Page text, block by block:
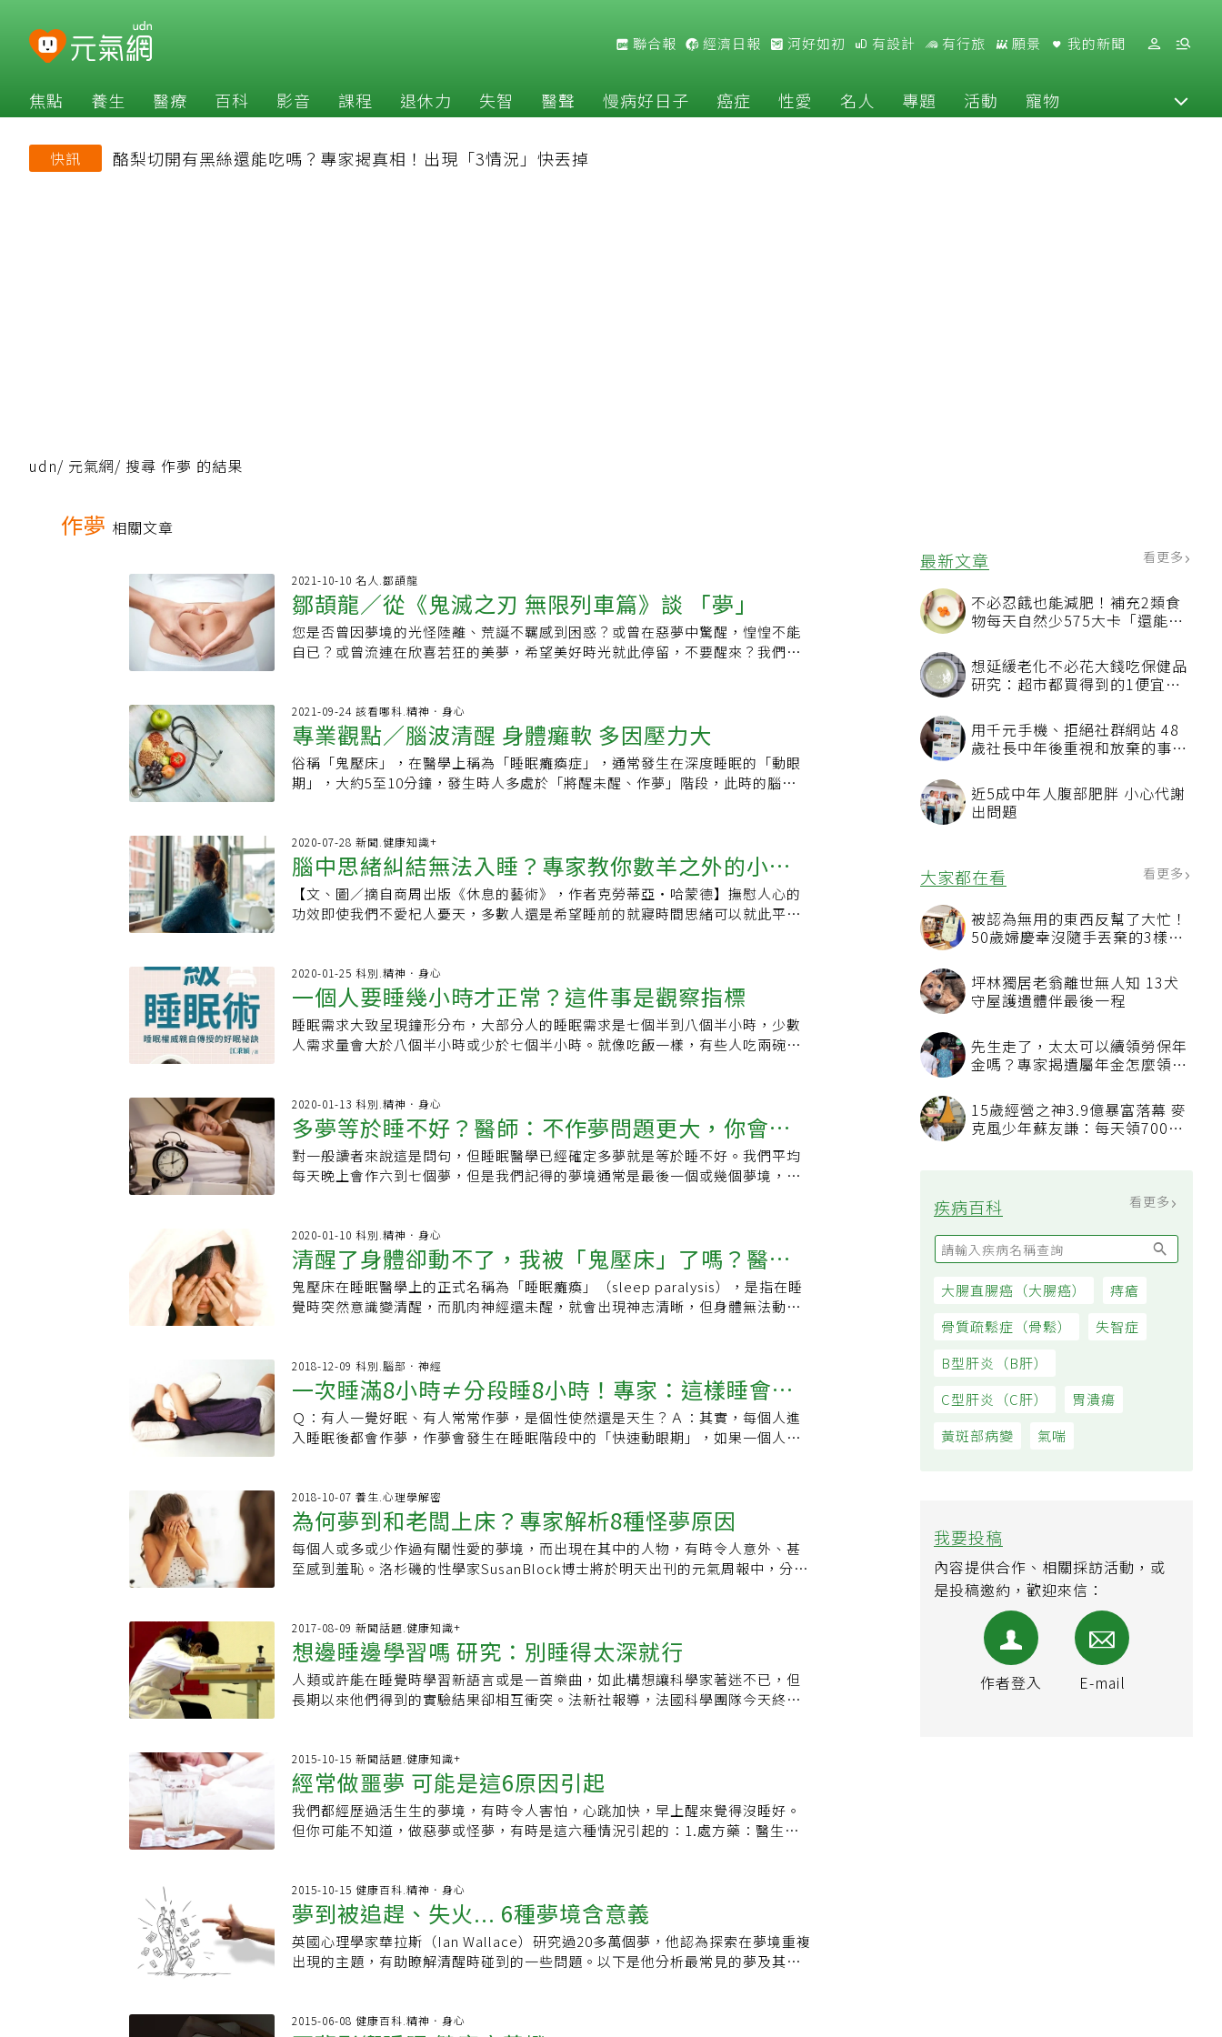
聯合報 經濟日報 河好如初 有設計 有行旅 願景 我的新聞
焦點 養生 醫療 百科 影音 課程 退休力 失智 醫聲 慢病好日子 癌症 性愛 名人 專題 活動 寵物
快訊 酪梨切開有黑絲還能吃嗎？專家揭真相！出現「3情況」快丟掉
最新文章 看更多
不必忍餓也能減肥！補充2類食
物每天自然少575大卡「還能吃
想延緩老化不必花大錢吃保健品
研究：超市都買得到的1便宜食
用千元手機、拒絕社群網站 48
歲社長中年後重視和放棄的事：
近5成中年人腹部肥胖 小心代謝
出問題
大家都在看 看更多
被認為無用的東西反幫了大忙！
50歲婦慶幸沒隨手丟棄的3樣物
坪林獨居老翁離世無人知 13犬
守屋護遺體伴最後一程
先生走了，太太可以續領勞保年
金嗎？專家揭遺屬年金怎麼領，
15歲經營之神3.9億暴富落幕 麥
克風少年蘇友謙：每天領700元
疾病百科 看更多
大腸直腸癌（大腸癌）
痔瘡
骨質疏鬆症（骨鬆）
失智症
B型肝炎（B肝）
C型肝炎（C肝）
胃潰瘍
黃斑部病變
氣喘
我要投稿
內容提供合作、相關採訪活動，或
是投稿邀約，歡迎來信：
作者登入 E-mail
udn/ 元氣網/ 搜尋 作夢 的結果
作夢 相關文章
2021-10-10 名人.鄒頡龍
鄒頡龍／從《鬼滅之刃 無限列車篇》談 「夢」
您是否曾因夢境的光怪陸離、荒誕不羈感到困惑？或曾在惡夢中驚醒，惶惶不能
自已？或曾流連在欣喜若狂的美夢，希望美好時光就此停留，不要醒來？我們每
述主角炭治郎帶著妹妹禰豆子與善逸、伊之助搭上無限列車，與「炎柱」煉獄杏
壽郎見面，在旅途中受到惡鬼的襲擊，他們盡一切努力擊退惡鬼，守住全車旅客
的性命。全劇充滿了少年人捨我其誰、守護正義的冒險精神，也讓觀眾熱血沸
騰。電影中最讓人驚心動魄的惡鬼，恐怕是「下弦之壹」魘夢──他利用詭術讓
一行人呼呼大睡，再指使手下進入他們夢中，如摧毁夢中的「精神核心」，就能
三到六個夢，每個夢持續數秒或數十分鐘，但大部分的夢境在睡醒之後都被遺
忘。如果在快速動眼期之後被叫醒，比較能夠記得剛剛做過的夢境。在不同的文
化與年代，夢往往被賦予不同的意義。2000多年前，《莊子·齊物論》寫下「蝴
蝶夢」。19世紀末佛洛伊德寫下「夢的解析」，認為夢反映我們內心的焦慮還有
聞在作夢時被「咀嚼、消化」，可以選擇「被排泄」或「被吸收」。也有研究指
出，作夢有助於緩解憂鬱症。良好睡眠與健康息息相關。根據國家睡眠基金會的
數據，人類每個晚上作夢的時間超過兩個小時。有研究發現，如果老鼠被剝奪了
四天快速動眼期的睡眠，則大腦記憶中心海馬體產生的神經細胞會減少。既然作
夢對健康如此重要，如何獲得更多快速動眼期睡眠呢？最好的方法就是「充足的
（對多數人來講是在清晨），因此連續睡眠的時間足夠，才能獲得好的快速動眼
期睡眠。在泌尿科，影響睡眠品質最嚴重的就是夜尿，夜間多次起床上廁所導致
睡眠中斷，白天因此精神不振，影響整體健康。建議請泌尿科醫師診治，減少夜
尿次數，也能增加快速動眼期的睡眠。《鬼滅之刃 無限列車篇》最觸動觀眾的
頭痛哭。有位朋友說：看到這一幕，也希望像劇中人物進入美夢，與他童年就失
去的父親還有已逝的母親相聚。朋友的心情我理解。但在現實生活中，美夢只能
邂逅，無法追求。但願在睡夢中獲得的溫暖，能成為我們面對未來的勇氣。願您
有個好夢。（FB搜尋：鄒頡龍醫師聊生活，談健康）
2021-09-24 該看哪科.精神．身心
專業觀點／腦波清醒 身體癱軟 多因壓力大
俗稱「鬼壓床」，在醫學上稱為「睡眠癱瘓症」，通常發生在深度睡眠的「動眼
期」，大約5至10分鐘，發生時人多處於「將醒未醒、作夢」階段，此時的腦波清
次，睡前吃消夜、重口味飲食，喝茶、咖啡等，也容易在動眼期時出現睡眠癱瘓
反應；此症狀最常發生在20至50歲左右的人身上，女性與月經生理期有關，男性
則可能白天運動量不足所致。若遇到此狀況時，可利用腦波清醒時的「非動眼
期」，告訴自己不要起床，等真正睡飽了再起來。但若真的非起床不可，可以自
己靠「意志力」喚起慣用的手腳起床，因為手腳的中樞神經負責掌握、指揮，可
慮，因此建議白天要好好運動，以避免鬼壓床上身。
2020-07-28 新聞.健康知識+
腦中思緒糾結無法入睡？專家教你數羊之外的小技
巧
【文、圖／摘自商周出版《休息的藝術》，作者克勞蒂亞‧哈蒙德】撫慰人心的
功效即使我們不愛杞人憂天，多數人還是希望睡前的就寢時間思緒可以就此平靜
人的想法或焦慮所有自己應該完成的事情中解脫出來。有些人練習靜觀，專注在
自己的呼吸吐納，仔細觀察腦中來來去去的想法；其他人則進行一種所謂身體掃
描的運動，始自腳趾，直達頭頂，好讓自己集中精神，輪流收緊、放鬆身體的每
一處部位。每當我失眠睡不著，就會開始在腦中數綿羊，隨機挑一個數字，然後
開始玩數字遊戲。最近我選的數字是三一四，我會絞盡腦汁想出各種可以把它除
腦中的想法，但是也不能太難，免得我腦筋動起來反而變清醒。如果你擅長召喚
視覺影像，可能會比較喜歡尼德蘭臨床心理學家柯霍夫（Ad Kerkhof）在這一門
領域開闢蹊徑所建立的技巧。為了減少有意自殺族群老是出現的那種念頭，他開
發出一套類似的技巧，適用於任何希望自己別再窮擔心的人。其中一招能夠喊停
裡面，再也出不來。或者，要是你覺得藏在床底下離自己太近，心裡不踏實，不
妨想像成這些念頭正在五顏六色的雲層中旋轉—你可以自行指定顏色，像我的話
就是紫色—然後隨風飄揚，或是被《綠野仙蹤》（The Wonderful Wizard of
Oz）裡的那種龍捲風咻一聲捲上天空。這些技巧中的任何一項都值得嘗試，雖然
並非人人適用，但在好些試驗中，很大一部分受試者成效顯著。美國德州貝勒大
技巧也能收效。拿就寢時間來謄寫一張待辦清單，乍聽之下似乎會覺得根本搞錯
狀況，幹嘛要冒險提醒自己所有隔天應該要完成的事項，結果搞到滿心焦慮？乍
看之下，這種做法保證會讓你心煩要怎麼熬過明天，以至於夜不成眠，試驗結果
卻非如此—受試者爬上床之前應要求寫下待辦清單，或是當天完成事項的滿意清
法中，因為它們已經白紙黑字地條列在清單上，等著你明早起身後回想起來並動
手處理。而且它們一旦被寫下來，看起來也似乎比隨意胡塞在腦中某個角落更好
管理，因為你已經具體化它們了。你可能會以為，最忙碌的人會寫下最冗長的清
單，因此會比一般人還要難以入睡，但是研究卻發現，在待辦清單上列出超過十
件事的大忙人反而更快入睡，平均早了十五分鐘。當你在條列自己的待辦清單
下一張清單，請謹記，這種做法可能根本行不通。你若真心希望滿腦子的工作任
務別再來打擾平靜時光，就得寫下來，才能抹去它們在腦中的存在感。在腦子裡
緊抓著這張清單不放，反而可能會適得其反，像是在鼓勵你的大腦回收這些項
目，然後把它們壓在心頭，你才不會忘記執行它們。謳歌心智漫遊這些技巧肩負
的來說，我們應該不需要太在意做白日夢或是放任心智漫遊。顯然，我們不能恍
神放空白白過完一生，不過正如其他面向的休息之道，我們可能應該容許心智花
費比現在更多的時間到處漫遊。做白日夢是一處相對尚未被充分研究的領域，而
且對於為何我們會做白日夢，科學上的解釋很有限，甚至無法闡明為什麼對我們
多數人來說這是一種獲得休息的好做法。正如我們所知，我們可能感覺自己似乎
他們釋懷。在我們做白日夢的當下並不是大腦關機，而是遁入另一種形式的心理
活動；就這層意義而言，做白日夢的感覺更貼近出門散心，而非躺在搖椅上晃啊
晃。但是，做白日夢有如放鬆身心的鄉間漫步，並不是為了走到特定目的地，只
是為了體驗這項運動本身的樂趣；重點不是在目的地，而是旅程本身。心智漫遊
充其量就是一趟閒適漫步，為的是盡情享受沿路風景。做白日夢的能力與持續工
更深入理解它，發掘更多有關提升有益的心智漫遊，而非擔憂和蒙著頭猜想的方
2020-01-25 科別.精神．身心
一個人要睡幾小時才正常？這件事是觀察指標
睡眠需求大致呈現鐘形分布，大部分人的睡眠需求是七個半到八個半小時，少數
人需求量會大於八個半小時或少於七個半小時。就像吃飯一樣，有些人吃兩碗才
著於一定要睡滿八小時。 睡眠時間與年齡息息相關。嬰兒一天有二十個小時都在
睡覺，睡眠時間會隨著年齡增長越來越短，到成年之後，就會縮短為七個半到八
個半小時。隨著年齡越長，有些人會覺得老年人的睡眠需求比較少，但其實並不
會比較少，只是晚上維持整夜睡眠的時間會比較短，白天則會打瞌睡，所以一整
天加總起來的睡眠時間，並不會比年輕時少很多，只是睡眠的時段會比較破碎、
法讓身體獲得充分的休息，器官的受損與負擔無法修復。至於睡眠過多會提高死
亡率，可能是因為在睡眠中有一些問題，例如睡眠呼吸中止患者，睡越久缺氧時
間就越長、心臟負擔越重，發生心臟病或高血壓的機會就越高。所以睡眠時間過
少或過多，死亡率都會增加，但兩者的誘發原因是不一樣的。(本文選自三民書局
2020-01-13 科別.精神．身心
多夢等於睡不好？醫師：不作夢問題更大，你會變
這樣！
對一般讀者來說這是問句，但睡眠醫學已經確定多夢就是等於睡不好。我們平均
每天晚上會作六到七個夢，但是我們記得的夢境通常是最後一個或幾個夢境，也
像是睡眠呼吸中止或週期性肢動症患者，他們沒辦法維持穩定的睡眠，就會記得
自己的夢境。有一種睡眠障礙叫「快速動眼期睡眠剝奪」，就是因為某些因素，
在入睡之後不會進入快速動眼期，所以就不會作夢。當然有部分是其他因素，像
是呼吸中止長期缺氧，因為缺氧的關係而進不到快速動眼期，這種患者在白天的
症狀就是兩眼無神，跟他講話則是有聽沒有懂，短期記憶可能還可以，但他沒辦
因此，夢對人們是很重要的，擁有夢境活動，是保證人體正常運行的重要因素之
一。(本文選自三民書局出版《一級睡眠術:睡眠權威親自傳授的好眠祕訣》)
2020-01-10 科別.精神．身心
清醒了身體卻動不了，我被「鬼壓床」了嗎？醫師
教你如何自處
鬼壓床在睡眠醫學上的正式名稱為「睡眠癱瘓」（sleep paralysis），是指在睡
覺時突然意識變清醒，而肌肉神經還未醒，就會出現神志清晰，但身體無法動彈
種效果類似麻醉劑的神經物質，讓身體動不了。在正常情況下，這種肌肉麻痹導
致的「癱瘓」是與快速動眼期睡眠同步的。然而，有的時候卻會出現快速動眼期
睡眠結束、大腦已經逐漸清醒，但身體還處於肌肉麻痹狀態的情況，此即「睡眠
癱瘓」：大腦能夠清楚地意識到自己是在作夢並且試圖醒來，而身體卻不受控制
地僵直在床上。睡眠癱瘓與作惡夢不同。我們作惡夢時，大腦仍然處於睡眠狀
伴隨壓抑感和胸悶。在這個過程中，人們往往因為無法控制自己的身體或無法立
即醒來而感到恐懼，因此在科技還不發達的年代，這種現象便出現了各種迷信的
解釋，例如鬼壓床或惡魔襲擊等。這其實是一種睡眠現象，一般人偶爾也可能會
出現。所謂的動彈不得並不是真的動不了，「被壓」其實是自己假想的，幾分鐘
嘗試將注意力集中在某些小肌肉群，如手指或腳趾，或者轉動眼球。一旦身體可
動了，最好不要繼續躺在床上，而是坐起來或下床走一走，讓自己完全清醒，避
免再次陷入睡眠癱瘓狀態。如果偶爾出現睡眠癱瘓，只是當下容易恐慌焦慮，並
不會留下什麼後遺症。但如果沒有相關疾病卻經常發生睡眠癱瘓，則需要養成良
好的作息，避免熬夜，保證充足的睡眠時間，入睡時避免平躺的姿勢（側睡比平
聽舒緩的音樂，洗個熱水澡，保持臥室空氣流通，適量運動（睡前不要劇烈運
動），都有助於減少睡眠癱瘓的發生。(本文選自三民書局出版《一級睡眠術:睡眠
權威親自傳授的好眠祕訣》)
2018-12-09 科別.腦部．神經
一次睡滿8小時≠分段睡8小時！專家：這樣睡會出
問題
Ｑ：有人一覺好眠、有人常常作夢，是個性使然還是天生？Ａ：其實，每個人進
入睡眠後都會作夢，作夢會發生在睡眠階段中的「快速動眼期」，如果一個人總
睡可再細分為N1、N2、N3三個階段，接著會從N3回到N2，但是，N2不會回到
N1這麼淺的睡眠階段，而會進入介於N1與N2之間的「快速動眼期」。在「快速
動眼期」階段，大腦會從視覺皮質區提取白天的記憶，加以重整、固化，以變成
長期記憶。由於視覺皮質區參與，因此這個時候會出現影像，但因為掌管邏輯的
前額葉此時沒有與之連結，因此夢境往往雜亂無章。若是在這個階段醒來，就可
經過4到6個周期，共需6至9個鐘頭。只有前兩個周期可進入N3這個深睡階段，且
快速動眼期時間較短；後面的周期都只到N2，而快速動眼期時間增加。了解睡眠
周期就知道，「一次睡滿8小時」跟「分段睡、總時間長為8小時」是不一樣的，
如果睡眠切割成好幾段，那麼每次開始睡，睡眠周期就得從頭來過，走不到較長
嘉
2018-10-07 養生.心理學解密
為何夢到和老闆上床？專家解析8種怪夢原因
每個人或多或少作過有關性愛的夢境，而出現在其中的人物，有時令人意外、甚
至感到羞恥。洛杉磯的性學家SusanBlock博士將於明天出刊的元氣周報中，分析
LauriLoewenberg說，關注自己關於性愛夢境的變化，可從中發現你想要的生
活。1.與熟人發生性關係這並不意味著你真的想和這些人發生關係，而是代表你
景仰愛慕這個人，並希望擁有他們身上的一些特質。「性是兩人之間結合的終極
行為，所以當你在夢中與某人發生關係，可能意味著你想要他身上所擁有的東
西。」Loewenberg說。2.和老闆上床這個夢境代表著你想和老闆親近，但不是
尋找私人空間在夢裡找不到性愛空間，往往代表你和伴侶現實生活中缺乏聯繫。
看看你的行事曆，你是否一直處於忙碌狀態？該是安排約會之夜的時刻了。4.騎
著馬夢到騎馬來回擺動，象徵一個行動的夢想。也可能是你想要在床笫間放鬆一
些的暗示。5.在公共場合做愛暴露在眾人面前的性愛，意味著你很在意旁人對你
代表你對當前性生活狀態感到沮喪。7.與名人性交焦點其實不在名人身上，而是
你自己。與名人發生性關係的夢，代表你期待在自己的生活中尋找聚光燈。8.夢
見前任如果常常夢見前任，可能只是你的大腦在精神硬碟上進行盤點。例如他的
生日即將到來，或是你在推特上剛好看見他的發文，並不意味著你下意識的想吃
回頭草。不過如果這個夢經常不斷的出現，你腦袋的搜尋引擎不斷出現他，可能
2017-08-09 新聞話題.健康知識+
想邊睡邊學習嗎 研究：別睡得太深就行
人類或許能在睡覺時學習新語言或是一首樂曲，如此構想讓科學家著迷不已，但
長期以來他們得到的實驗結果卻相互衝突。法新社報導，法國科學團隊今天終於
（REM）與N2等睡眠階段所播放的音樂。我們通常在無意識的快速動眼期作夢，
這個階段的特徵是雙眼會不停地轉動；N2則是較淺層的睡眠階段，屬非快速動眼
期（NREM）。研究人員說，深層非快速動眼期的第3階段稱為N3，絕對不利於
形成記憶。科學團隊發表聲明說：「先前在N2睡眠階段聽到的聲音，會被遺忘或
記不住，就像從記憶裡被抹去一樣。」科學家將23名志願者接上腦電圖，並在他
與深層非快速動眼期之間存在極大不同，淺層時期有可能學習，深層時期的學習
則會受到壓抑。」
2015-10-15 新聞話題.健康知識+
經常做噩夢 可能是這6原因引起
我們都經歷過活生生的夢境，有時令人害怕，心跳加快，早上醒來覺得沒睡好。
但你可能不知道，做惡夢或怪夢，有時是這六種情況引起的：1.處方藥：醫生開
等。2.發燒：若你曾感冒發燒過，你可能知道晚上會做怪夢。發燒時做怪夢，是
因為體溫升高，使得大腦體驗幻覺和身歷其境的景像。3.吃辛辣食物：就寢前吃
辛辣食物，可以影響你的體溫，干擾睡眠的快速動眼期（REM）而做惡夢。芝加
哥大學醫院精神科醫生麗莎．梅德利（Lisa Medalie）說，這是因為油膩或辛辣
食物較難消化，進而干擾睡眠周期。一般而言，含有色胺酸或褪黑素的食物，使
替，使你做的夢身歷其境。酒精也使體溫略降，接著升高，這種不規則的現象令
2015-10-15 健康百科.精神．身心
夢到被追趕、失火... 6種夢境含意義
英國心理學家華拉斯（Ian Wallace）研究過20多萬個夢，他認為探索在夢境重複
出現的主題，有助瞭解清醒時碰到的一些問題。以下是他分析最常見的夢及其意
控制某種本能衝動；被怪物追趕，反映你有個顯著的才華，但是難以開展和雕
2015-06-08 健康百科.精神．身心